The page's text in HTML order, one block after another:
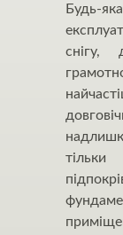
Будь-
снігу,